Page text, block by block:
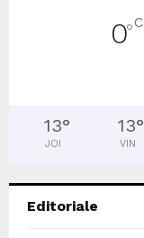
0°C
13°
JOI
13°
VIN
Editoriale